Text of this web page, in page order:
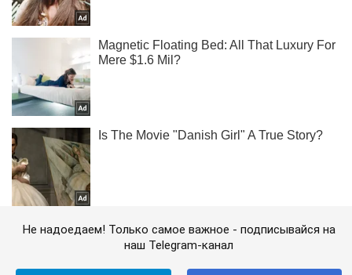
Не надоедаем! Только самое важное - подписывайся на
наш Telegram-канал